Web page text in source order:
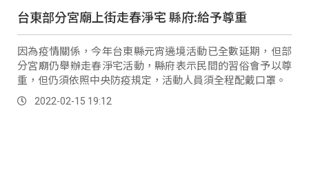
台東部分宮廟上街走春淨宅 縣府:給予尊重
因為疫情關係，今年台東縣元宵遶境活動已全數延期，但部
分宮廟仍舉辦走春淨宅活動，縣府表示民間的習俗會予以尊
重，但仍須依照中央防疫規定，活動人員須全程配戴口罩。
2022-02-15 19:12